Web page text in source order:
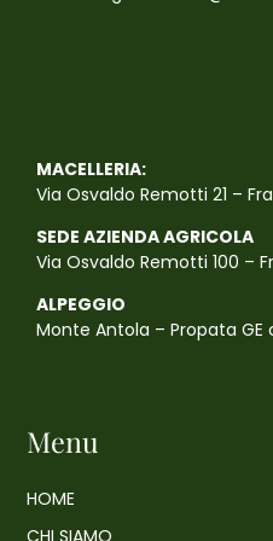
MACELLERIA:
Via Osvaldo Remotti 21 –
SEDE AZIENDA AGRICOLA
Via Osvaldo Remotti 100 –
ALPEGGIO
Monte Antola – Propata GE
Menu
HOME
CHI SIAMO